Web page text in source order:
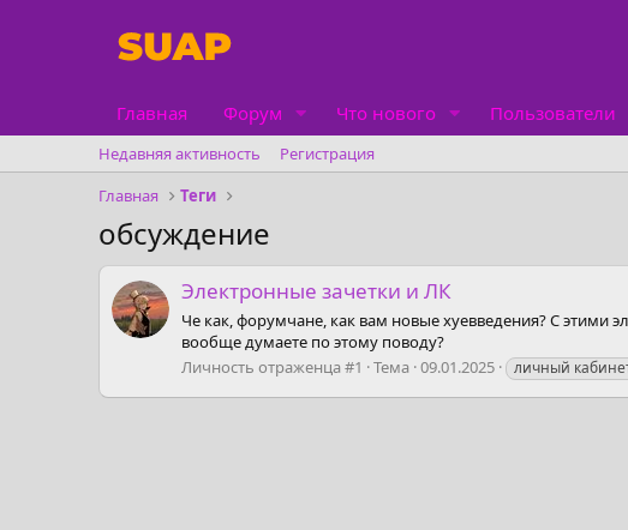
Главная Форум Что нового Пользователи
Недавняя активность
Регистрация
Главная
Теги
обсуждение
Электронные зачетки и ЛК
Че как, форумчане, как вам новые хуевведения? С этими
вообще думаете по этому поводу?
Личность отраженца #1
Тема 09.01.2025 личный